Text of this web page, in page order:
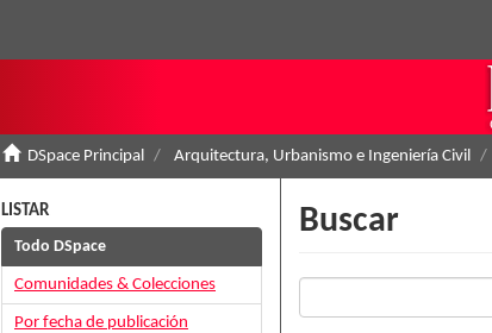
DSpace Principal Arquitectura, Urbanismo e Ingeniería Civil
Buscar
LISTAR
Todo DSpace
Comunidades & Colecciones
Por fecha de publicación